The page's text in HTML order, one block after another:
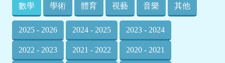
數學 學術 體育 視藝 音樂 其他
2025 - 2026 2024 - 2025 2023 - 2024
2022 - 2023 2021 - 2022 2020 - 2021